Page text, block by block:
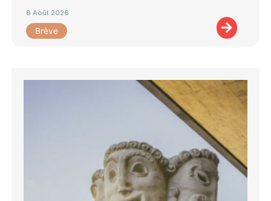
8 Août 2026
Brève